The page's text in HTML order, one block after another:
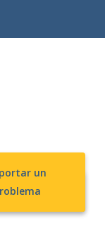
Chat
un